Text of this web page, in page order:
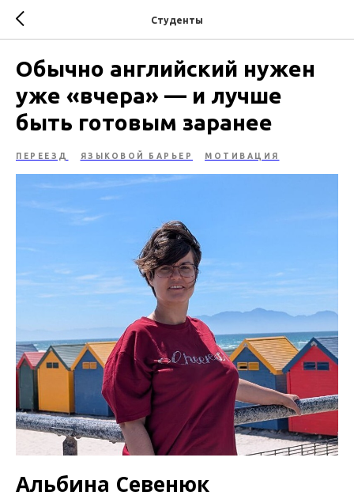
Студенты
Обычно английский нужен
уже «вчера» — и лучше
быть готовым заранее
ПЕРЕЕЗД ЯЗЫКОВОЙ БАРЬЕР МОТИВАЦИЯ
Альбина Севенюк